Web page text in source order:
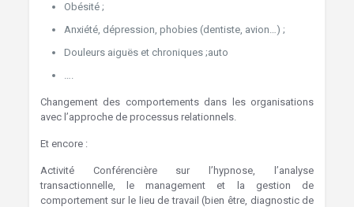
Obésité ;
Anxiété, dépression, phobies (dentiste, avion…) ;
Douleurs aiguës et chroniques ;auto
….
Changement des comportements dans les organisations
avec l’approche de processus relationnels.
Et encore :
Activité Conférencière sur l’hypnose, l’analyse
transactionnelle, le management et la gestion de
comportement sur le lieu de travail (bien être, diagnostic de